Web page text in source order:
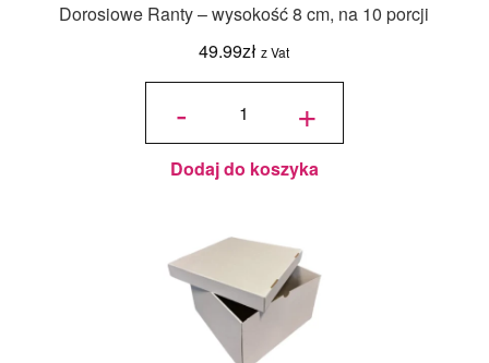
Dorosiowe Ranty – wysokość 8 cm, na 10 porcji
49.99zł z Vat
-
ilość Rant
pieczenia
tortów i
Dorosiowe
Ranty -
8 cm, na
10 porcji
+
Dodaj do koszyka